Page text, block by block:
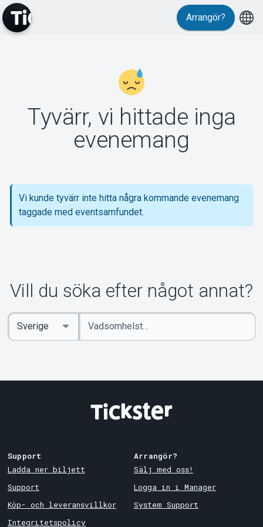
Support
Om Tickster
Arrangör?
Tyvärr, vi hittade inga
evenemang
Vi kunde tyvärr inte hitta några kommande evenemang
taggade med eventsamfundet.
Vill du söka efter något annat?
Ange
sökord
Select
Country
Support
Ladda ner biljett
Support
Köp- och leveransvillkor
Integritetspolicy
Arrangör?
Sälj med oss!
Logga in i Manager
System Support